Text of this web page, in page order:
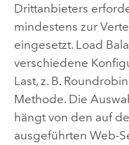
Drittanbieters
mindestens zur
eingesetzt. Load
verschiedene
Last, z. B.
Methode. Die
hängt von den auf
ausgeführten Web-